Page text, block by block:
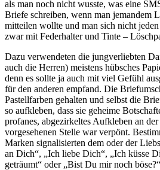
als man noch nicht wusste, was eine
Briefe schreiben, wenn man jemandem
mitteilen wollte und man sich nicht
zwar mit Federhalter und Tinte –
Dazu verwendeten die jungverliebten
auch die Herren) meistens hübsches
denn es sollte ja auch mit viel Gefühl
für den anderen empfand. Die
Pastellfarben gehalten und selbst die
so aufkleben, dass sie geheime
profanes, abgezirkeltes Aufkleben an
vorgesehenen Stelle war verpönt.
Marken signalisierten dem oder der
an Dich , Ich liebe Dich , Ich küsse
geträumt
oder Bist Du mir noch böse?